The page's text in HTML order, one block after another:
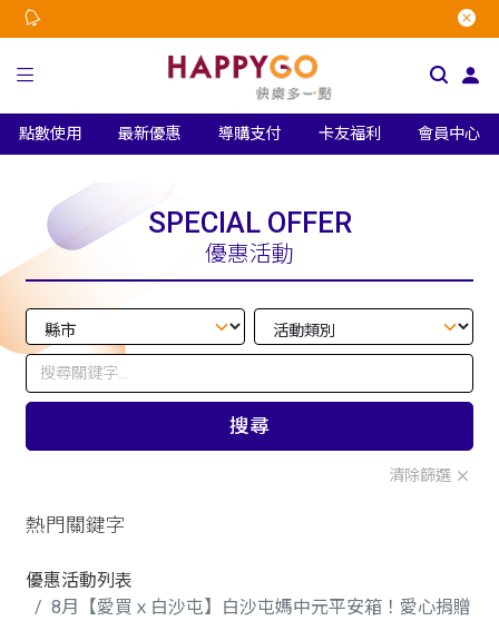
點數使用 最新優惠 導購支付 卡友福利 會員中心
SPECIAL OFFER
優惠活動
搜尋
清除篩選
熱門關鍵字
優惠活動列表
8月【愛買ｘ白沙屯】白沙屯媽中元平安箱！愛心捐贈